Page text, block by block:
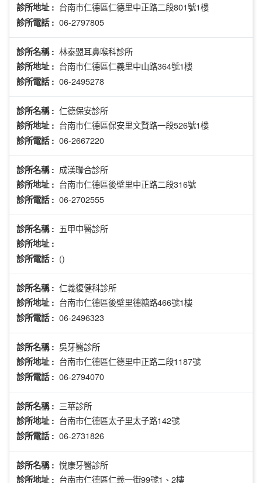
診所地址 : 台南市仁德區仁德里中正路二段801號1樓
診所電話 : 06-2797805
診所名稱 : 林泰盟耳鼻喉科診所
診所地址 : 台南市仁德區仁義里中山路364號1樓
診所電話 : 06-2495278
診所名稱 : 仁德保安診所
診所地址 : 台南市仁德區保安里文賢路一段526號1樓
診所電話 : 06-2667220
診所名稱 : 成渼聯合診所
診所地址 : 台南市仁德區後壁里中正路二段316號
診所電話 : 06-2702555
診所名稱 : 五甲中醫診所
診所地址 :
診所電話 : ()
診所名稱 : 仁義復健科診所
診所地址 : 台南市仁德區後壁里德糖路466號1樓
診所電話 : 06-2496323
診所名稱 : 吳牙醫診所
診所地址 : 台南市仁德區仁德里中正路二段1187號
診所電話 : 06-2794070
診所名稱 : 三華診所
診所地址 : 台南市仁德區太子里太子路142號
診所電話 : 06-2731826
診所名稱 : 悅康牙醫診所
診所地址 : 台南市仁德區仁義一街99號1、2樓